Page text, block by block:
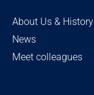
About Us & History
News
Meet colleagues